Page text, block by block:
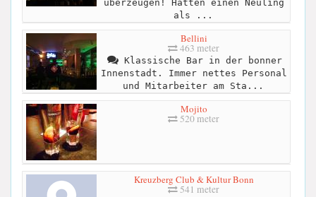
überzeugen! Hatten einen Neuling
als ...
Bellini
463 meter
Klassische Bar in der bonner
Innenstadt. Immer nettes Personal
und Mitarbeiter am Sta...
Mojito
520 meter
Kreuzberg Club & Kultur Bonn
541 meter